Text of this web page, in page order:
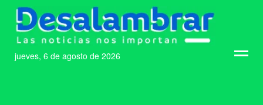
jueves, 6 de agosto de 2026